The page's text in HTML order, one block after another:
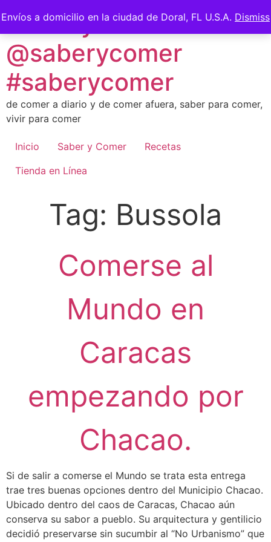
Envíos a domicilio en la ciudad de Doral, FL U.S.A. Dismiss
to
content
Saber y Comer -
@saberycomer
#saberycomer
de comer a diario y de comer afuera, saber para comer,
vivir para comer
Inicio Saber y Comer
Recetas
Tienda en Línea
Tag: Bussola
Comerse al
Mundo en
Caracas
empezando por
Chacao.
Si de salir a comerse el Mundo se trata esta entrega
trae tres buenas opciones dentro del Municipio Chacao.
Ubicado dentro del caos de Caracas, Chacao aún
conserva su sabor a pueblo. Su arquitectura y gentilicio
decidió preservarse sin sucumbir al “No Urbanismo” que